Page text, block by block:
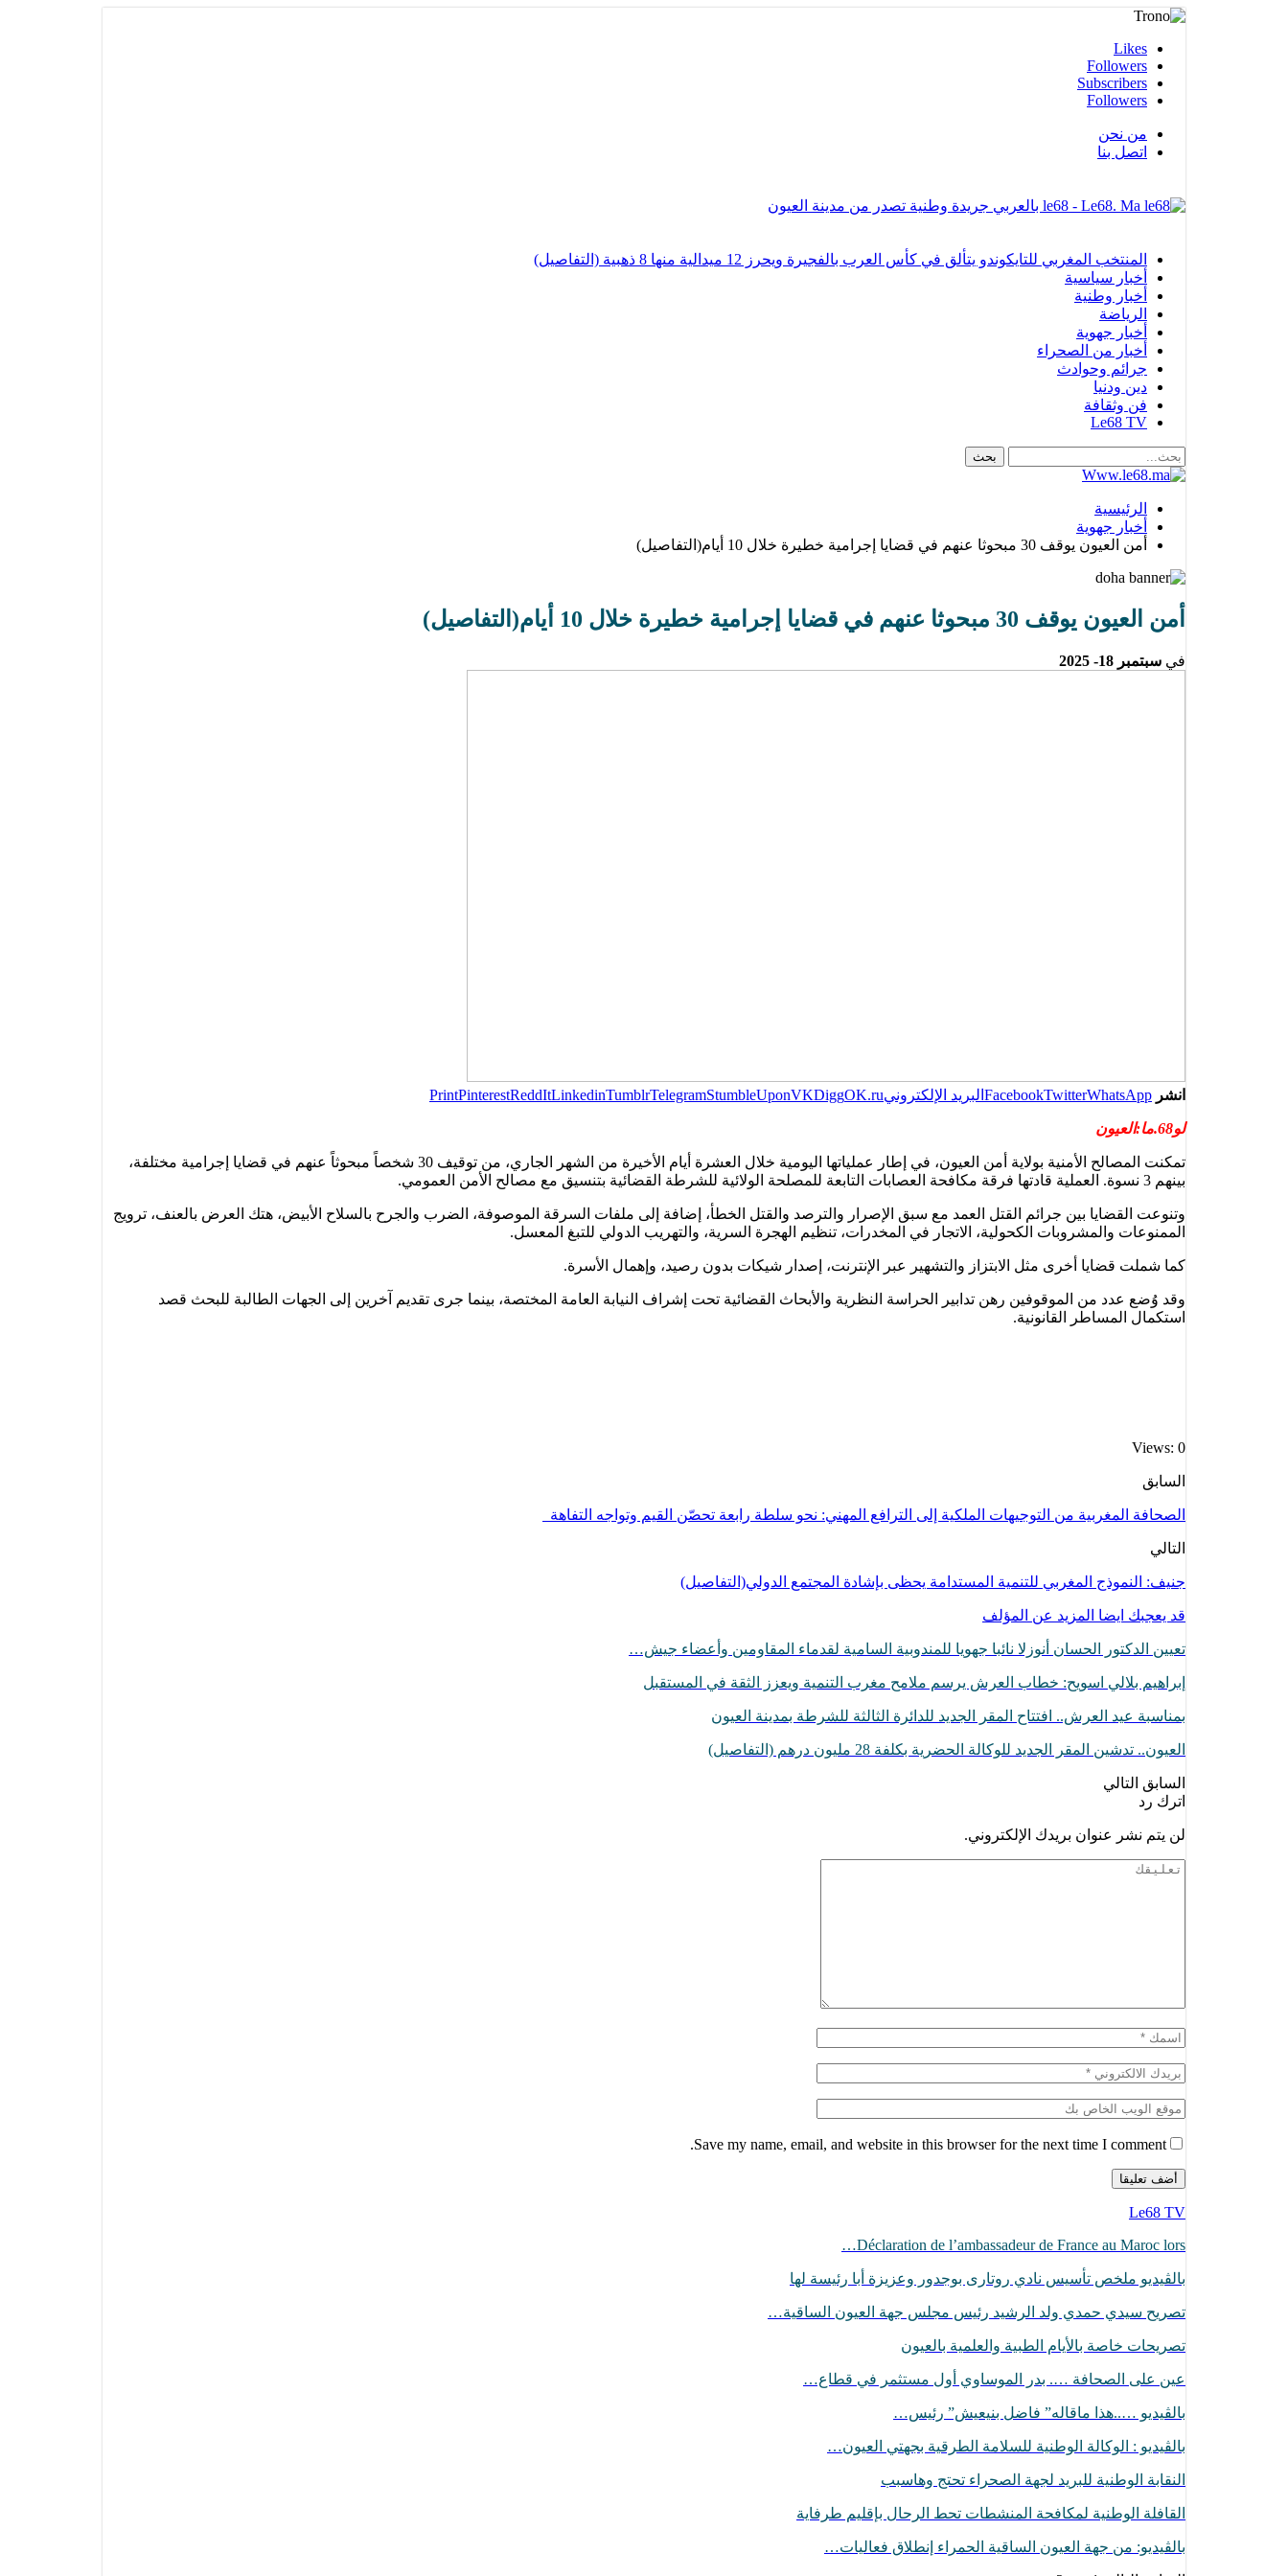
Likes
Followers
Subscribers
Followers
من نحن
اتصل بنا
le68 - Le68. Ma بالعربي جريدة وطنية تصدر من مدينة العيون
المنتخب المغربي للتايكوندو يتألق في كأس العرب بالفجيرة ويحرز 12 ميدالية منها 8 ذهبية (التفاصيل)
أخبار سياسية
أخبار وطنية
الرياضة
أخبار جهوية
أخبار من الصحراء
جرائم وحوادث
دين ودنيا
فن وثقافة
Le68 TV
الرئيسية
أخبار جهوية
أمن العيون يوقف 30 مبحوثا عنهم في قضايا إجرامية خطيرة خلال 10 أيام(التفاصيل)
أمن العيون يوقف 30 مبحوثا عنهم في قضايا إجرامية خطيرة خلال 10 أيام(التفاصيل)
في سبتمبر 18- 2025
انشر FacebookTwitterWhatsApp البريد الإلكتروني PrintPinterestReddItLinkedinTumblrTelegramStumbleUponVKDiggOK.ru
لو68.ما:العيون
تمكنت المصالح الأمنية بولاية أمن العيون، في إطار عملياتها اليومية خلال العشرة أيام الأخيرة من الشهر الجاري، من توقيف 30 شخصاً مبحوثاً عنهم في قضايا إجرامية مختلفة،
بينهم 3 نسوة. العملية قادتها فرقة مكافحة العصابات التابعة للمصلحة الولائية للشرطة القضائية بتنسيق مع مصالح الأمن العمومي.
وتنوعت القضايا بين جرائم القتل العمد مع سبق الإصرار والترصد والقتل الخطأ، إضافة إلى ملفات السرقة الموصوفة، الضرب والجرح بالسلاح الأبيض، هتك العرض بالعنف، ترويج
الممنوعات والمشروبات الكحولية، الاتجار في المخدرات، تنظيم الهجرة السرية، والتهريب الدولي للتبغ المعسل.
كما شملت قضايا أخرى مثل الابتزاز والتشهير عبر الإنترنت، إصدار شيكات بدون رصيد، وإهمال الأسرة.
وقد وُضع عدد من الموقوفين رهن تدابير الحراسة النظرية والأبحاث القضائية تحت إشراف النيابة العامة المختصة، بينما جرى تقديم آخرين إلى الجهات الطالبة للبحث قصد
استكمال المساطر القانونية.
Views: 0
السابق
الصحافة المغربية من التوجيهات الملكية إلى الترافع المهني: نحو سلطة رابعة تحصّن القيم وتواجه التفاهة
التالي
جنيف: النموذج المغربي للتنمية المستدامة يحظى بإشادة المجتمع الدولي(التفاصيل)
قد يعجبك ايضا المزيد عن المؤلف
تعيين الدكتور الحسان أنوزلا نائبا جهويا للمندوبية السامية لقدماء المقاومين وأعضاء جيش…
إبراهيم بلالي اسويح: خطاب العرش يرسم ملامح مغرب التنمية ويعزز الثقة في المستقبل
بمناسبة عيد العرش.. افتتاح المقر الجديد للدائرة الثالثة للشرطة بمدينة العيون
العيون.. تدشين المقر الجديد للوكالة الحضرية بكلفة 28 مليون درهم (التفاصيل)
السابق التالي
اترك رد
لن يتم نشر عنوان بريدك الإلكتروني.
Save my name, email, and website in this browser for the next time I comment.
Le68 TV
Déclaration de l’ambassadeur de France au Maroc lors…
بالڨيديو ملخص تأسيس نادي روتارى بوجدور وعزيزة أبا رئيسة لها
تصريح سيدي حمدي ولد الرشيد رئيس مجلس جهة العيون الساقية…
تصريحات خاصة بالأيام الطبية والعلمية بالعيون
عين على الصحافة …. بدر الموساوي أول مستثمر في قطاع…
بالڤيديو …..هذا ماقاله” فاضل بنيعيش” رئيس…
بالڤيديو : الوكالة الوطنية للسلامة الطرقية بجهتي العيون…
النقابة الوطنية للبريد لجهة الصحراء تحتج وهاسبب
القافلة الوطنية لمكافحة المنشطات تحط الرحال بإقليم طرفاية
بالڤيديو: من جهة العيون الساقية الحمراء إنطلاق فعاليات…